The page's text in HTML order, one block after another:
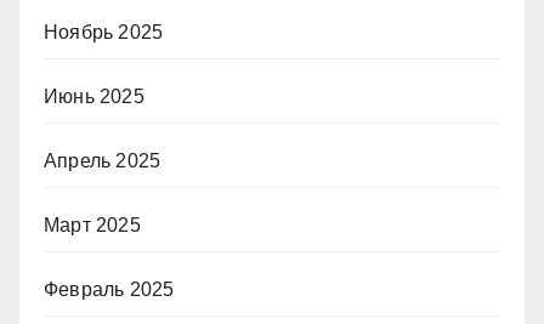
Ноябрь 2025
Июнь 2025
Апрель 2025
Март 2025
Февраль 2025